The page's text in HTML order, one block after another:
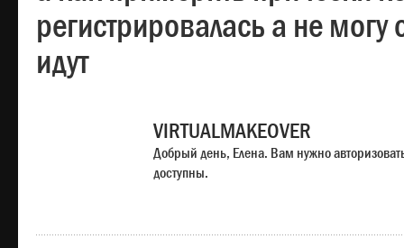
регистрировалась а не
идут
VIRTUALMAKEOVER
Добрый день, Елена. Вам нужно
доступны.